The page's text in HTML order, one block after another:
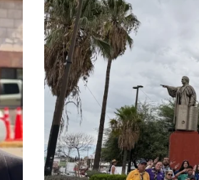
Scouts de Nogales